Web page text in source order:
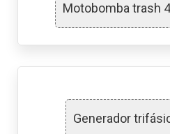
Motobomba trash
Generador